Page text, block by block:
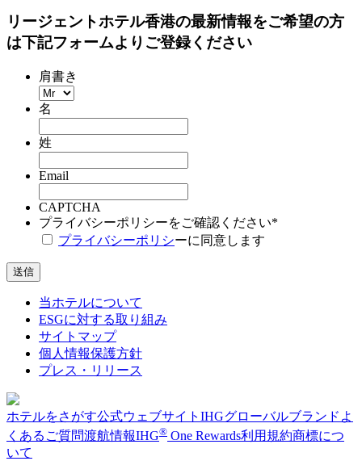
リージェントホテル香港の最新情報をご希望の方
は下記フォームよりご登録ください
肩書き
名
姓
Email
CAPTCHA
プライバシーポリシーをご確認ください*
プライバシーポリシーに同意します
当ホテルについて
ESGに対する取り組み
サイトマップ
個人情報保護方針
プレス・リリース
ホテルをさがす公式ウェブサイト IHGグローバルブランド よ
くあるご質問渡航情報IHG® One Rewards利用規約商標につ
いて